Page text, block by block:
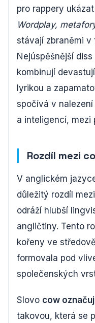
pro rappery
Wordplay,
stávají zbraněmi v
Nejúspěšnější
kombinují
lyrikou a
spočívá v
a inteligencí, mezi
Rozdíl mezi
V anglickém
důležitý rozdíl
odráží hlubší
angličtiny. Tento
kořeny ve
formovala pod
společenských
Slovo cow
takovou, která se